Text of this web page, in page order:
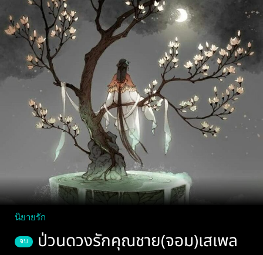
นิยายรัก
จบ ป่วนดวงรักคุณชาย(จอม)เสเพล